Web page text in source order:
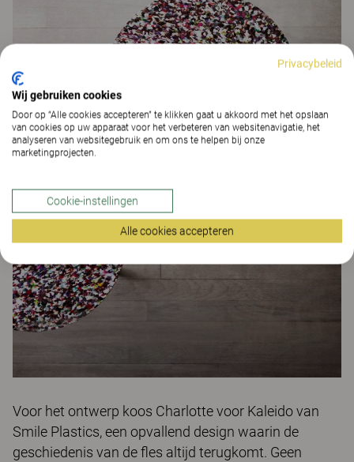
Voor het ontwerp koos Charlotte voor Kaleido van
Smile Plastics, een opvallend design waarin de
geschiedenis van de fles altijd terugkomt. Geen
Privacybeleid
Wij gebruiken cookies
Door op “Alle cookies accepteren” te klikken gaat u akkoord met het opslaan
van cookies op uw apparaat voor het verbeteren van websitenavigatie, het
analyseren van websitegebruik en om ons te helpen bij onze
marketingprojecten.
Cookie-instellingen
Alle cookies accepteren